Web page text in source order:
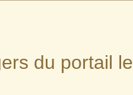
du portail